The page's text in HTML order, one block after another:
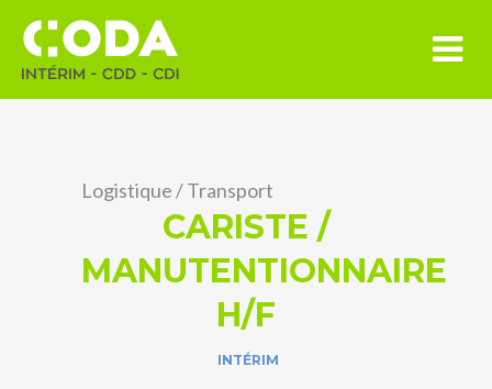
Logistique/Transport
CARISTE /
MANUTENTIONNAIRE
H/F
INTÉRIM